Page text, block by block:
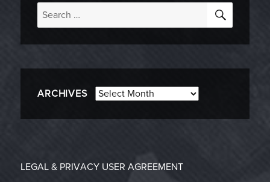
Search
for:
ARCHIVES Archives
LEGAL & PRIVACY USER AGREEMENT